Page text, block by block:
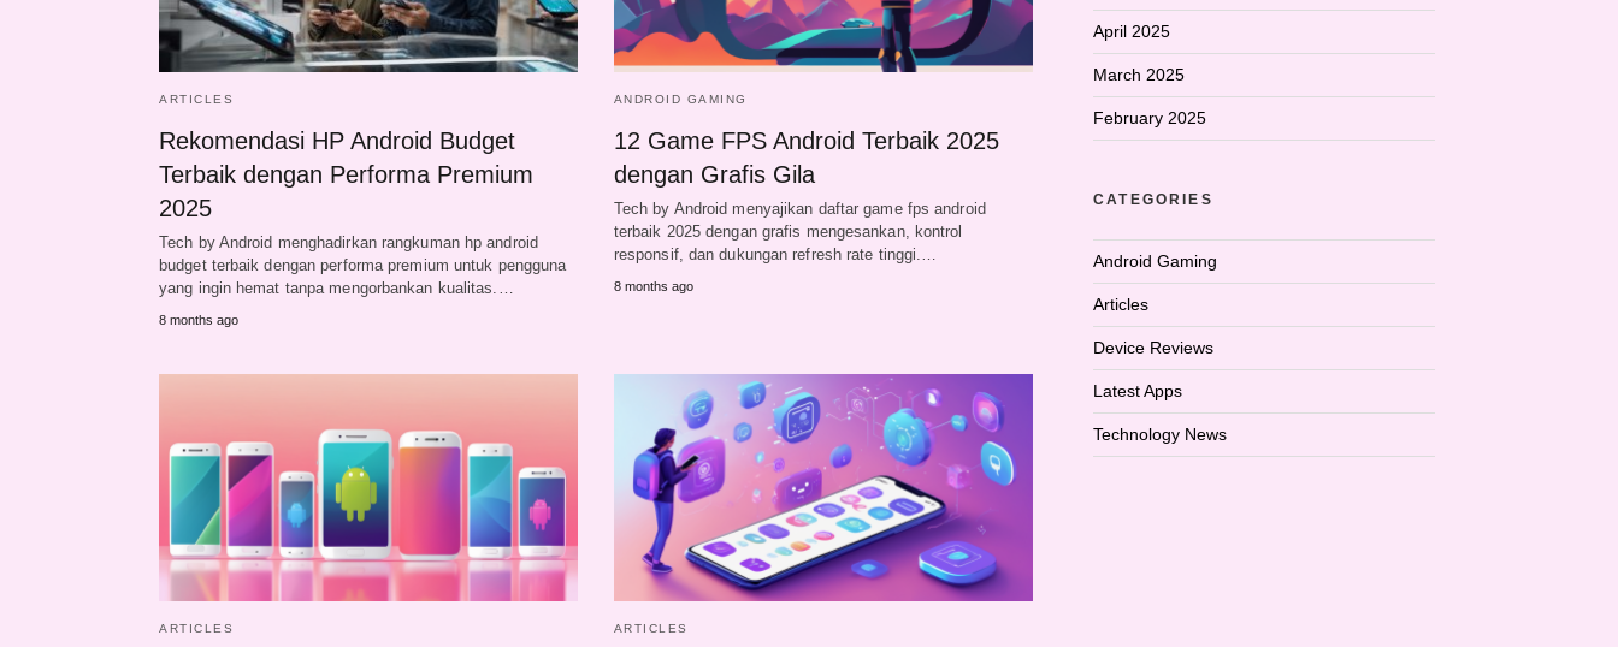
ARTICLES
Rekomendasi HP Android Budget
Terbaik dengan Performa Premium
2025
Tech by Android menghadirkan rangkuman hp android
budget terbaik dengan performa premium untuk pengguna
yang ingin hemat tanpa mengorbankan kualitas.…
8 months ago
ANDROID GAMING
12 Game FPS Android Terbaik 2025
dengan Grafis Gila
Tech by Android menyajikan daftar game fps android
terbaik 2025 dengan grafis mengesankan, kontrol
responsif, dan dukungan refresh rate tinggi.…
8 months ago
ARTICLES ARTICLES
April 2025
March 2025
February 2025
CATEGORIES
Android Gaming
Articles
Device Reviews
Latest Apps
Technology News